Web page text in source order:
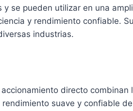
se pueden utilizar en una
y rendimiento confiable.
industrias.
directo combinan
suave y confiable